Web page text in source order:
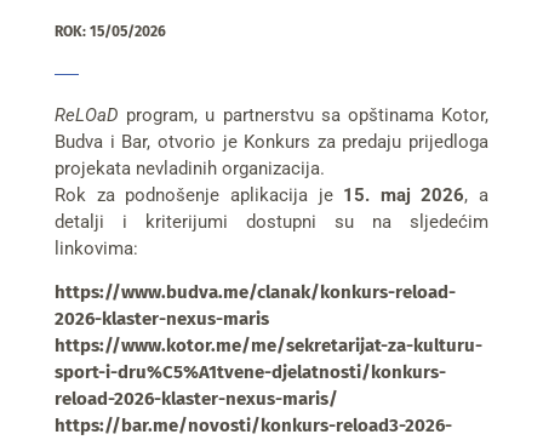
ROK: 15/05/2026
ReLOaD program, u partnerstvu sa opštinama Kotor,
Budva i Bar, otvorio je Konkurs za predaju prijedloga
projekata nevladinih organizacija.
Rok za podnošenje aplikacija je 15. maj 2026, a
detalji i kriterijumi dostupni su na sljedećim
linkovima:
https://www.budva.me/clanak/konkurs-reload-
2026-klaster-nexus-maris
https://www.kotor.me/me/sekretarijat-za-kulturu-
sport-i-dru%C5%A1tvene-djelatnosti/konkurs-
reload-2026-klaster-nexus-maris/
https://bar.me/novosti/konkurs-reload3-2026-